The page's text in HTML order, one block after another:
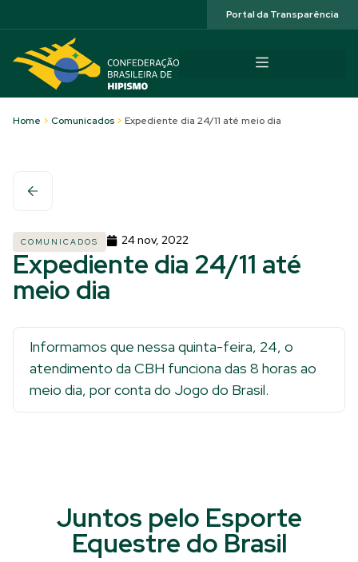
Portal da Transparência
Home > Comunicados > Expediente dia 24/11 até meio dia
COMUNICADOS 24 nov, 2022
Expediente dia 24/11 até
meio dia
Informamos que nessa quinta-feira, 24, o
atendimento da CBH funciona das 8 horas ao
meio dia, por conta do Jogo do Brasil.
Juntos pelo Esporte
Equestre do Brasil